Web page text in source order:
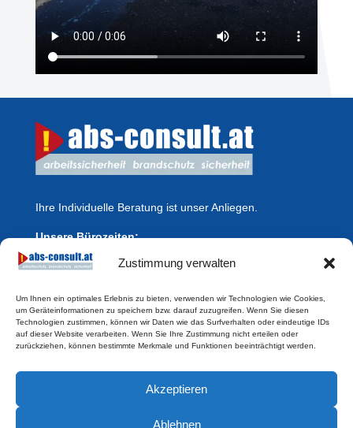
Zustimmung verwalten
Um Ihnen ein optimales Erlebnis zu bieten, verwenden wir Technologien wie Cookies,
um Geräteinformationen zu speichern bzw. darauf zuzugreifen. Wenn Sie diesen
Technologien zustimmen, können wir Daten wie das Surfverhalten oder eindeutige IDs
auf dieser Website verarbeiten. Wenn Sie Ihre Zustimmung nicht erteilen oder
zurückziehen, können bestimmte Merkmale und Funktionen beeinträchtigt werden.
Akzeptieren
Ablehnen
Ihre Individuelle Beratung ist unser Anliegen.
Unsere Bürozeiten:
Montag – Freitag: 8.00 – 12.00 Uhr
Kontaktieren Sie uns
abs-consult GmbH
Mail: office@abs-consult.at
Rochusgasse 2, Stg.2, Tür 1, 3430 Tulln